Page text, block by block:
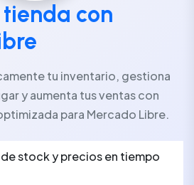
con
tu inventario, gestiona
y aumenta tus ventas con
para Mercado Libre.
stock y precios en tiempo